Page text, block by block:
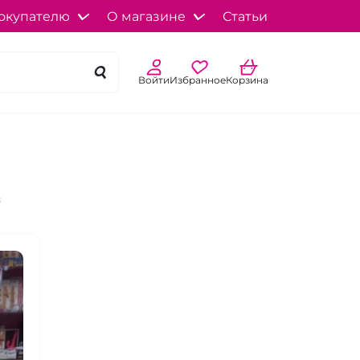
О магазине Статьи
ВойтиИзбранноеКорзина